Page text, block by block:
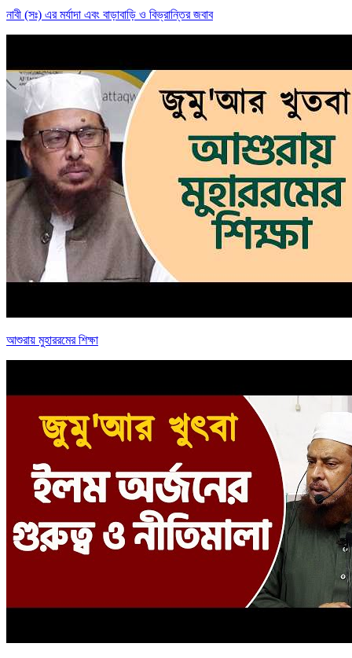
নাবী (সঃ) এর মর্যাদা এবং বাড়াবাড়ি ও বিভ্রান্তির জবাব
আশুরায় মুহাররমের শিক্ষা